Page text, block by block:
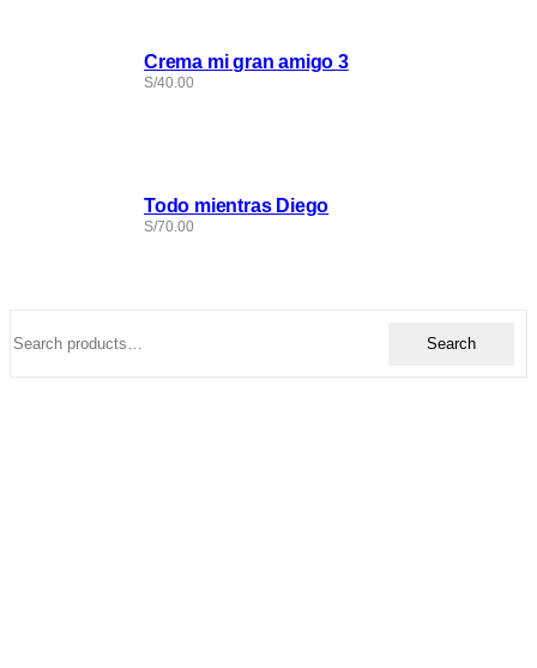
Crema mi gran amigo 3
S/40.00
Todo mientras Diego
S/70.00
Search
Search